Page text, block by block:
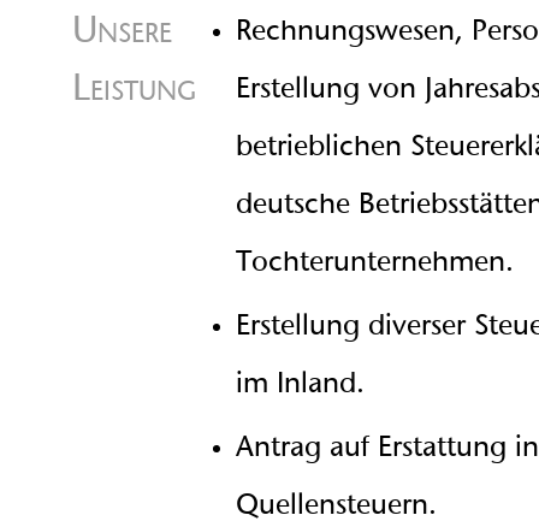
Unsere
Leistung
Rechnungswesen,
Erstellung von
betrieblichen
deutsche
Tochterunternehmen.
Erstellung diverser
im Inland.
Antrag auf Erstattung
Quellensteuern.